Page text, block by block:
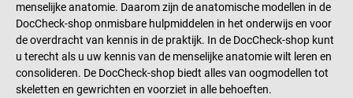
menselijke anatomie. Daarom zijn de anatomische modellen in de
DocCheck-shop onmisbare hulpmiddelen in het onderwijs en voor
de overdracht van kennis in de praktijk. In de DocCheck-shop kunt
u terecht als u uw kennis van de menselijke anatomie wilt leren en
consolideren. De DocCheck-shop biedt alles van oogmodellen tot
skeletten en gewrichten en voorziet in alle behoeften.